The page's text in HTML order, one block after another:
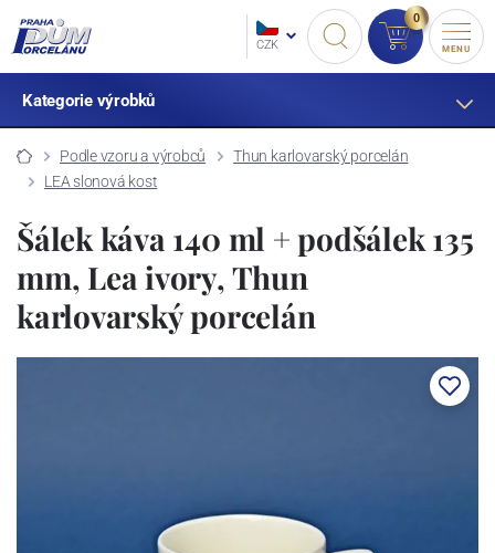
CZK
0
MENU
Kategorie výrobků
Podle vzoru a výrobců
Thun karlovarský porcelán
LEA slonová kost
Šálek káva 140 ml + podšálek 135
mm, Lea ivory, Thun
karlovarský porcelán